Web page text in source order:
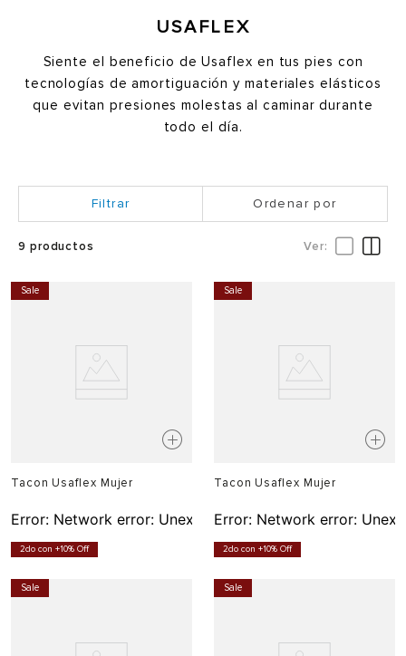
USAFLEX
Siente el beneficio de Usaflex en tus pies con
tecnologías de amortiguación y materiales elásticos
que evitan presiones molestas al caminar durante
todo el día.
Ordenar por
9 productos
Sale
Tacon Usaflex Mujer
Error: Network error: Unexpected token T in JSON at
2do con +10% Off
Sale
Tacon Usaflex Mujer
Error: Network error:
2do con +10% Off
Sale Sale